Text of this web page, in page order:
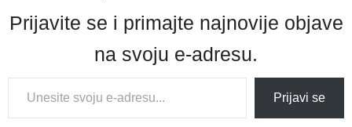
Prijavite se i primajte najnovije objave
na svoju e-adresu.
Type
Prijavi se